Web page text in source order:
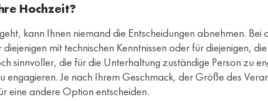
Hochzeit?
kann Ihnen niemand die Entscheidungen abnehmen.
mit technischen Kenntnissen oder für diejenigen,
sinnvoller, die für die Unterhaltung zuständige Person zu
engagieren. Je nach Ihrem Geschmack, der Größe des
eine andere Option entscheiden.